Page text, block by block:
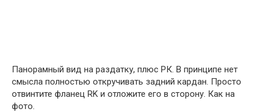
Панорамный вид на раздатку, плюс РК. В принципе нет
смысла полностью откручивать задний кардан. Просто
отвинтите фланец RK и отложите его в сторону. Как на
фото.